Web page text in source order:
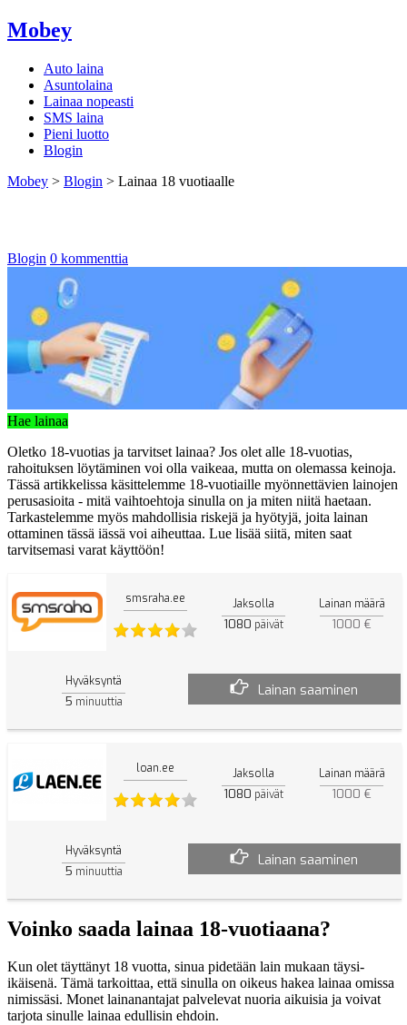
Mobey
Auto laina
Asuntolaina
Lainaa nopeasti
SMS laina
Pieni luotto
Blogin
Mobey > Blogin > Lainaa 18 vuotiaalle
Blogin 0 kommenttia
Hae lainaa
Oletko 18-vuotias ja tarvitset lainaa? Jos olet alle 18-vuotias,
rahoituksen löytäminen voi olla vaikeaa, mutta on olemassa keinoja.
Tässä artikkelissa käsittelemme 18-vuotiaille myönnettävien lainojen
perusasioita - mitä vaihtoehtoja sinulla on ja miten niitä haetaan.
Tarkastelemme myös mahdollisia riskejä ja hyötyjä, joita lainan
ottaminen tässä iässä voi aiheuttaa. Lue lisää siitä, miten saat
tarvitsemasi varat käyttöön!
smsraha.ee Jaksolla
1080 päivät
Lainan määrä
1000 €
Hyväksyntä
5 minuuttia
Lainan saaminen
loan.ee Jaksolla
1080 päivät
Lainan määrä
1000 €
Hyväksyntä
5 minuuttia
Lainan saaminen
Voinko saada lainaa 18-vuotiaana?
Kun olet täyttänyt 18 vuotta, sinua pidetään lain mukaan täysi-
ikäisenä. Tämä tarkoittaa, että sinulla on oikeus hakea lainaa omissa
nimissäsi. Monet lainanantajat palvelevat nuoria aikuisia ja voivat
tarjota sinulle lainaa edullisin ehdoin.